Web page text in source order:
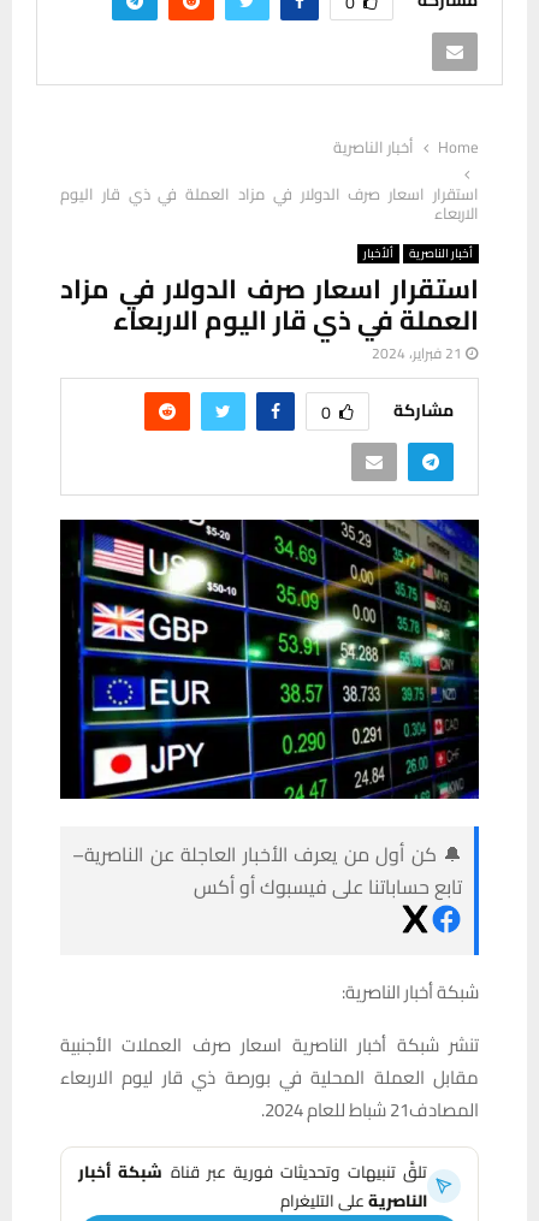
Home
أخبار الناصرية
استقرار اسعار صرف الدولار في مزاد العملة في ذي قار اليوم
الاربعاء
أخبار الناصرية ألأخبار
استقرار اسعار صرف الدولار في مزاد
العملة في ذي قار اليوم الاربعاء
21 فبراير، 2024
مشاركة 0
🔔 كن أول من يعرف الأخبار العاجلة عن الناصرية–
تابع حساباتنا على فيسبوك أو أكس
شبكة أخبار الناصرية:
تنشر شبكة أخبار الناصرية اسعار صرف العملات الأجنبية
مقابل العملة المحلية في بورصة ذي قار ليوم الاربعاء
المصادف21 شباط للعام 2024.
تلقَّ تنبيهات وتحديثات فورية عبر قناة شبكة أخبار
الناصريةعلى التليغرام